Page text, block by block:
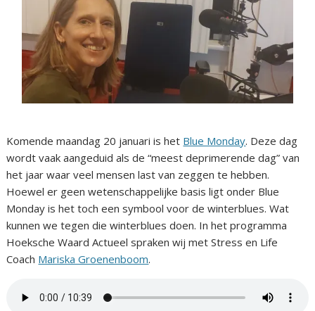
Komende maandag 20 januari is het Blue Monday. Deze dag
wordt vaak aangeduid als de “meest deprimerende dag” van
het jaar waar veel mensen last van zeggen te hebben.
Hoewel er geen wetenschappelijke basis ligt onder Blue
Monday is het toch een symbool voor de winterblues. Wat
kunnen we tegen die winterblues doen. In het programma
Hoeksche Waard Actueel spraken wij met Stress en Life
Coach Mariska Groenenboom.